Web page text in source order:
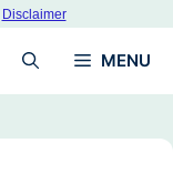
Disclaimer
MENU